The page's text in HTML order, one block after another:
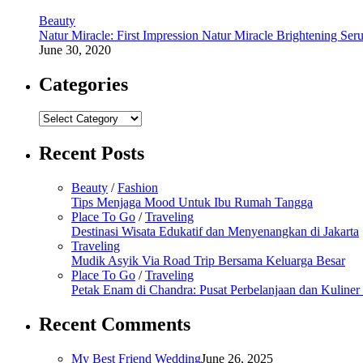
Beauty
Natur Miracle: First Impression Natur Miracle Brightening
June 30, 2020
Categories
Categories
Recent Posts
Beauty /Fashion
Tips Menjaga Mood Untuk Ibu Rumah Tangga
Place To Go /Traveling
Destinasi Wisata Edukatif dan Menyenangkan di Jakarta
Traveling
Mudik Asyik Via Road Trip Bersama Keluarga Besar
Place To Go /Traveling
Petak Enam di Chandra: Pusat Perbelanjaan dan
Recent Comments
My Best Friend WeddingJune 26, 2025